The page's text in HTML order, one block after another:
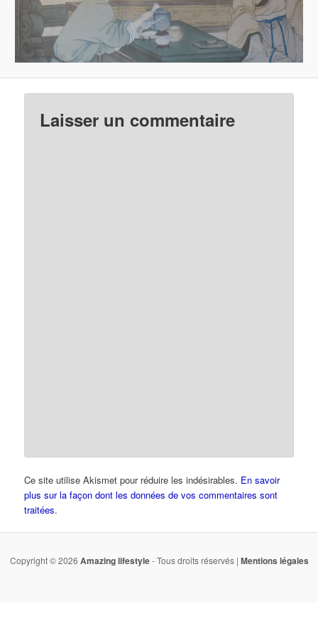
Laisser un commentaire
Ce site utilise Akismet pour réduire les indésirables. En savoir
plus sur la façon dont les données de vos commentaires sont
traitées.
Copyright © 2026 Amazing lifestyle- Tous droits réservés | Mentions légales